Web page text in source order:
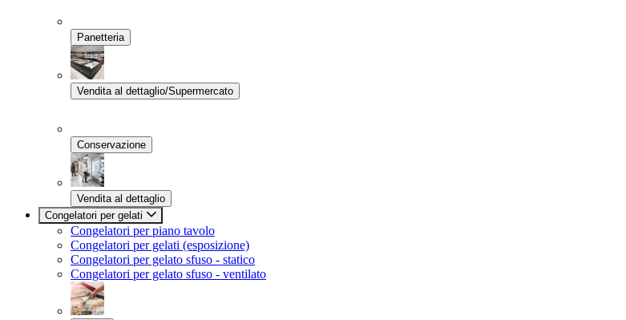
Panetteria
Vendita al dettaglio/Supermercato
Conservazione
Vendita al dettaglio
Congelatori per gelati
Congelatori per piano tavolo
Congelatori per gelati (esposizione)
Congelatori per gelato sfuso - statico
Congelatori per gelato sfuso - ventilato